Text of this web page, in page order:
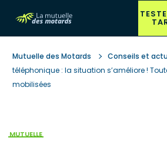
contenu
principal recherche
Mutuelle des Motards Conseils et
téléphonique : la situation s’améliore !
mobilisées
MUTUELLE